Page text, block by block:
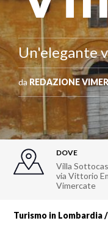
Un'elegante
daREDAZIONE
DOVE
Villa
via Vittorio
Vimercate
Turismo in Lombardia